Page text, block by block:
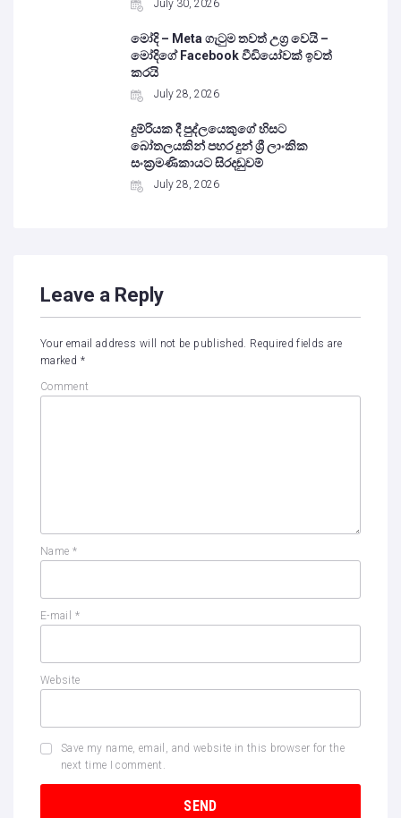
July 30, 2026
මෝදි – Meta ගැටුම තවත් උග්‍ර වෙයි –
මෝදිගේ Facebook වීඩියෝවක් ඉවත්
කරයි
July 28, 2026
දුම්රියක දී පුද්ලයෙකුගේ හිසට
බෝතලයකින් පහර දුන් ශ්‍රී ලාංකික
සංක්‍රමණිකායට සිරදඬුවම්
July 28, 2026
Leave a Reply
Your email address will not be published. Required fields are
marked *
Comment
Name *
E-mail *
Website
Save my name, email, and website in this browser for the
next time I comment.